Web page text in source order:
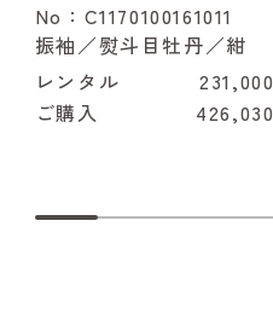
No：C1170100161011
振袖／熨斗目牡丹／紺
レンタル
231,000
ご購入 426,030